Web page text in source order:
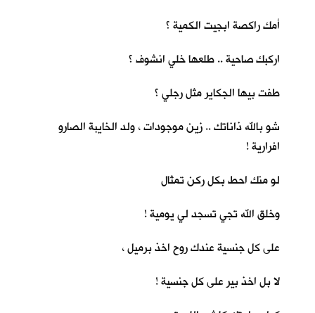
أمك راكصة ابجيت الكمية ؟
اركبك صاحية .. طلعها خلي انشوف ؟
طفت بيها الجكاير مثل رجلي ؟
شو بالله ذاناتك .. زين موجودات ، ولد الخايبة الصارو
افرارية !
لو منك احط بكل ركن تمثال
وخلق الله تجي تسجد لي يومية !
على كل جنسية عندك روح اخذ برميل ،
لا بل اخذ بير على كل جنسية !